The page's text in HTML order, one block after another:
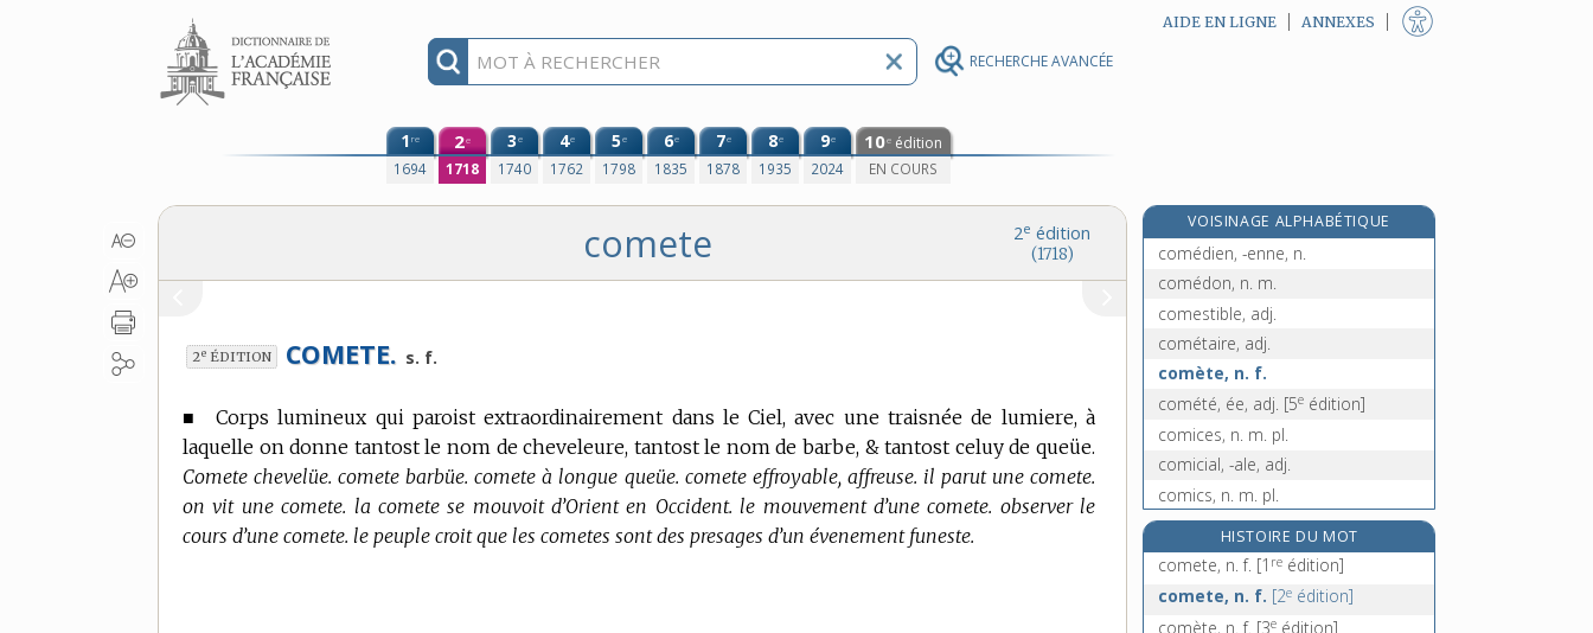
RECHERCHE AVANCÉE
Aller au contenu AIDE EN LIGNE ANNEXES
1re
1694
2e
1718
3e
1740
4e
1762
5e
1798
6e
1835
7e
1878
8e
1935
9e
2024
10e édition
EN COURS
2e édition
(1718)
comete
2e ÉDITION COMETE. s. f.
■ Corps lumineux qui paroist extraordinairement dans le Ciel, avec une traisnée de lumiere, à
laquelle on donne tantost le nom de cheveleure, tantost le nom de barbe, & tantost celuy de queüe.
Comete chevelüe. comete barbüe. comete à longue queüe. comete effroyable, affreuse. il parut une comete.
on vit une comete. la comete se mouvoit d’Orient en Occident. le mouvement d’une comete. observer le
cours d’une comete. le peuple croit que les cometes sont des presages d’un évenement funeste.
VOISINAGE ALPHABÉTIQUE
comédie-ballet, n. f.
comédien, -enne, n.
comédon, n. m.
comestible, adj.
cométaire, adj.
comète, n. f.
comété, ée, adj. [5e édition]
comices, n. m. pl.
comicial, -ale, adj.
comics, n. m. pl.
cominge, n. f.[6eédition]
comique, adj. et n. m.
comiquement, adv.
comite, n. m. [7 édition]
HISTOIRE DU MOT
comete, n. f. [1 re édition]
comete, n. f. [2e édition]
comète, n. f. [3e édition]